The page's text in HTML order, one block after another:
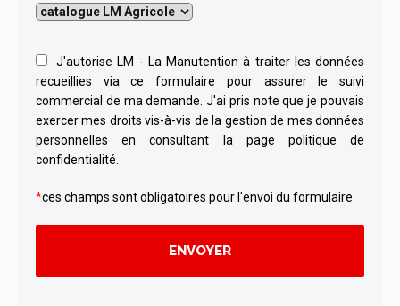
J'autorise LM - La Manutention à traiter les données
recueillies via ce formulaire pour assurer le suivi
commercial de ma demande. J'ai pris note que je pouvais
exercer mes droits vis-à-vis de la gestion de mes données
personnelles en consultant la page politique de
confidentialité.
*ces champs sont obligatoires pour l'envoi du formulaire